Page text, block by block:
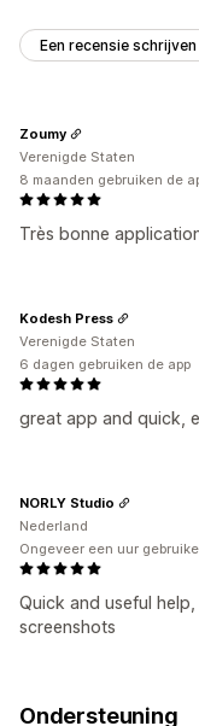
Een recensie schrijven
Très bonne
Zoumy
Verenigde Staten
8 maanden gebruiken de
great app and quick,
Kodesh Press
Verenigde Staten
6 dagen gebruiken de app
Quick and useful
screenshots
NORLY Studio
Nederland
Ongeveer een uur
Ondersteuning